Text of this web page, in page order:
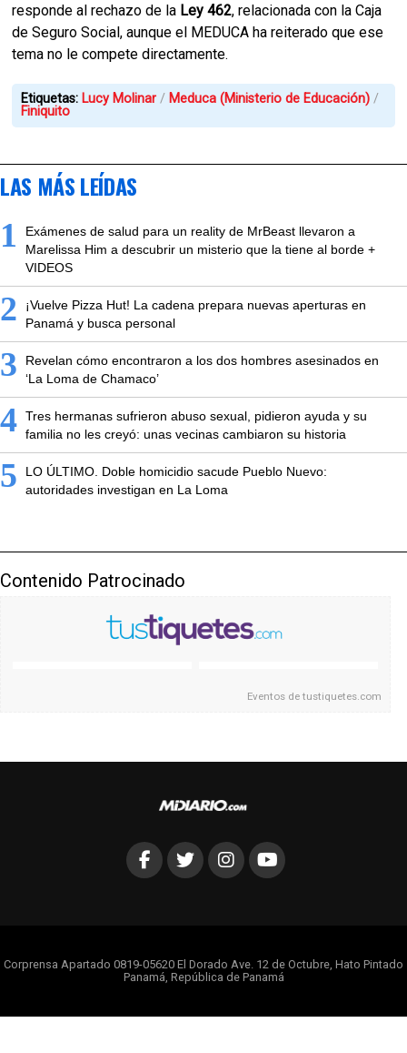
responde al rechazo de la Ley 462, relacionada con la Caja
de Seguro Social, aunque el MEDUCA ha reiterado que ese
tema no le compete directamente.
Etiquetas: Lucy Molinar
Meduca (Ministerio de Educación)
Finiquito
LAS MÁS LEÍDAS
1
Exámenes de salud para un reality de MrBeast llevaron a
Marelissa Him a descubrir un misterio que la tiene al borde +
VIDEOS
2
¡Vuelve Pizza Hut! La cadena prepara nuevas aperturas en
Panamá y busca personal
3
Revelan cómo encontraron a los dos hombres asesinados en
‘La Loma de Chamaco’
4 Tres hermanas sufrieron abuso sexual, pidieron ayuda y su
familia no les creyó: unas vecinas cambiaron su historia
5
LO ÚLTIMO. Doble homicidio sacude Pueblo Nuevo:
autoridades investigan en La Loma
Contenido Patrocinado
Eventos detustiquetes.com
Corprensa Apartado 0819-05620 El Dorado Ave. 12 de Octubre, Hato Pintado
Panamá, República de Panamá